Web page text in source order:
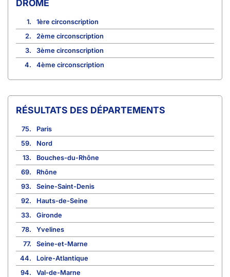
DRÔME
1.
1ère circonscription
2.
2ème circonscription
3.
3ème circonscription
4.
4ème circonscription
RÉSULTATS DES DÉPARTEMENTS
75.
Paris
59.
Nord
13.
Bouches-du-Rhône
69.
Rhône
93.
Seine-Saint-Denis
92.
Hauts-de-Seine
33.
Gironde
78.
Yvelines
77.
Seine-et-Marne
44.
Loire-Atlantique
94.
Val-de-Marne